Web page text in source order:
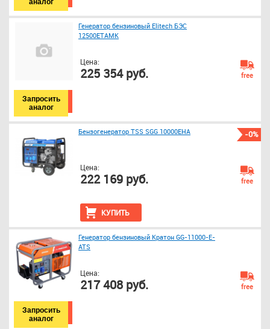
аналог
Генератор бензиновый Elitech БЭС
12500ЕТАМК
Цена:
225 354 руб.
Запросить
аналог
free
-0%
Бензогенератор TSS SGG 10000EHA
КУПИТЬ
Цена:
222 169 руб. free
Генератор бензиновый Кратон GG-11000-E-
ATS
Цена:
217 408 руб.
Запросить
аналог
free